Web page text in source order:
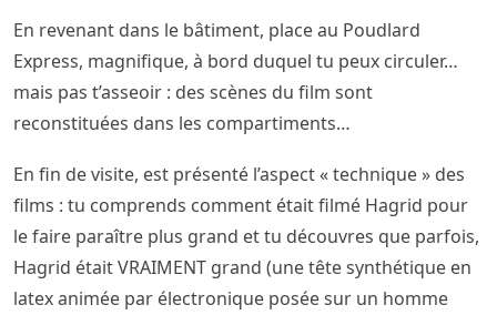
En revenant dans le bâtiment, place au Poudlard
Express, magnifique, à bord duquel tu peux circuler…
mais pas t’asseoir : des scènes du film sont
reconstituées dans les compartiments…
En fin de visite, est présenté l’aspect « technique » des
films : tu comprends comment était filmé Hagrid pour
le faire paraître plus grand et tu découvres que parfois,
Hagrid était VRAIMENT grand (une tête synthétique en
latex animée par électronique posée sur un homme